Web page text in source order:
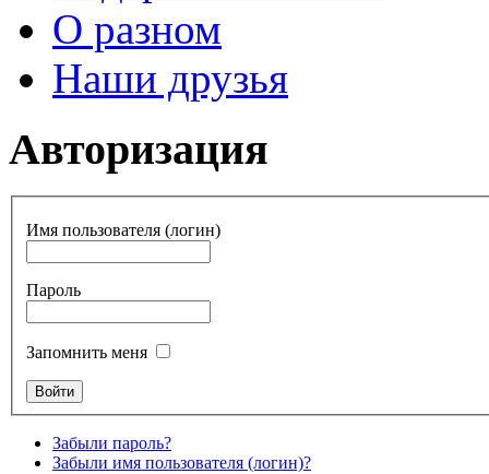
О разном
Наши друзья
Авторизация
Имя пользователя (логин)
Пароль
Запомнить меня
Забыли пароль?
Забыли имя пользователя (логин)?